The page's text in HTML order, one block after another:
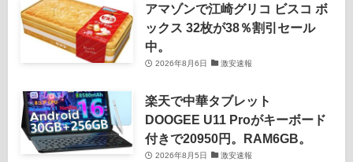
アマゾンで江崎グリコ ビスコ ボ
ックス 32枚が38％割引セール
中。
2026年8月6日 激安速報
楽天で中華タブレット
DOOGEE U11 Proがキーボード
付きで20950円。RAM6GB。
2026年8月5日 激安速報